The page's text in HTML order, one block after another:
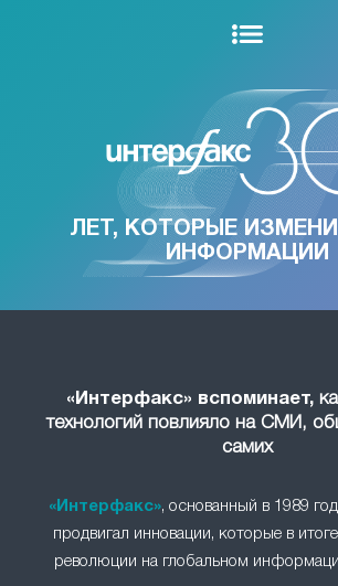
ЛЕТ, КОТОРЫЕ
ИНФОРМАЦИИ
«Интерфакс» вспоминает,
технологий повлияло на СМИ,
самих
«Интерфакс», основанный в 1989
продвигал инновации, которые в
революции на глобальном